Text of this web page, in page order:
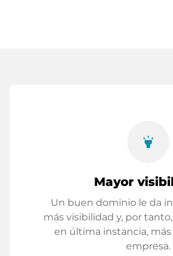
highlight
Mayor
Un buen dominio le da
más visibilidad y, por
en última instancia, más
empresa.